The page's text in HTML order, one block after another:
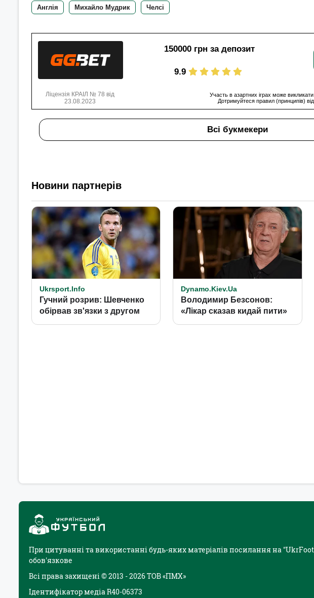
Англія Михайло Мудрик Челсі
150000 грн за депозит
9.9
Ліцензія КРАІЛ № 78 від
23.08.2023
Участь в азартних іграх може викликати
Дотримуйтеся правил (принципів)
Всі букмекери
При цитуванні та використанні будь-яких матеріалів посилання на
обов'язкове
Всі права захищені © 2013 - 2026 ТОВ «ПМХ»
Ідентифікатор медіа R40-06373